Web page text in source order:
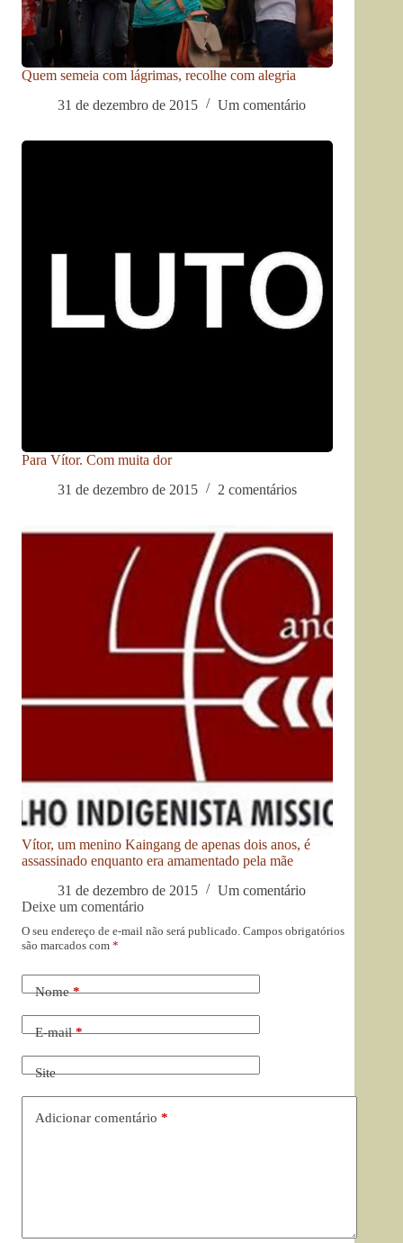
Quem semeia com lágrimas, recolhe com alegria
31 de dezembro de 2015
Um comentário
Para Vítor. Com muita dor
31 de dezembro de 2015
2 comentários
Vítor, um menino Kaingang de apenas dois anos, é
assassinado enquanto era amamentado pela mãe
31 de dezembro de 2015
Um comentário
Deixe um comentário
O seu endereço de e-mail não será publicado. Campos obrigatórios
são marcados com *
Nome*
E-mail*
Site
Adicionar comentário *